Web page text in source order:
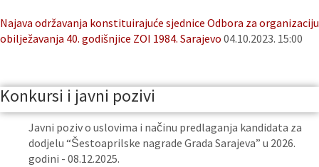
Najava održavanja konstituirajuće sjednice Odbora za organizaciju
obilježavanja 40. godišnjice ZOI 1984. Sarajevo 04.10.2023. 15:00
Konkursi i javni pozivi
Javni poziv o uslovima i načinu predlaganja kandidata za
dodjelu “Šestoaprilske nagrade Grada Sarajeva” u 2026.
godini - 08.12.2025.